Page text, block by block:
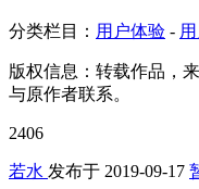
分类栏目： 用户体验 -
版权信息： 转载作品，
与原作者联系。
2406
若水 发布于 2019-09-17